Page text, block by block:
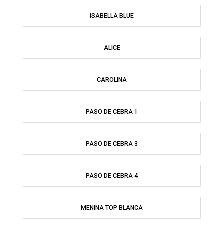
ISABELLA BLUE
ALICE
CAROLINA
PASO DE CEBRA 1
PASO DE CEBRA 3
PASO DE CEBRA 4
MENINA TOP BLANCA